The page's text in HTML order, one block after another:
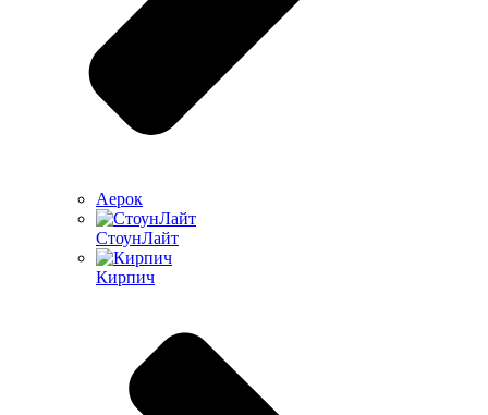
Аерок
СтоунЛайт
Кирпич